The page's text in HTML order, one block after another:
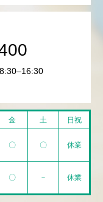
金 土 日祝
〇 〇 休業
〇 － 休業